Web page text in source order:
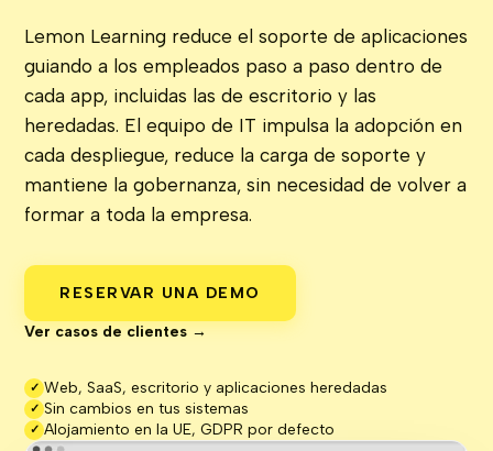
Lemon Learning reduce el soporte de aplicaciones
guiando a los empleados paso a paso dentro de
cada app, incluidas las de escritorio y las
heredadas. El equipo de IT impulsa la adopción en
cada despliegue, reduce la carga de soporte y
mantiene la gobernanza, sin necesidad de volver a
formar a toda la empresa.
RESERVAR UNA DEMO
Ver casos de clientes →
✓ Web, SaaS, escritorio y aplicaciones heredadas
✓ Sin cambios en tus sistemas
✓ Alojamiento en la UE, GDPR por defecto